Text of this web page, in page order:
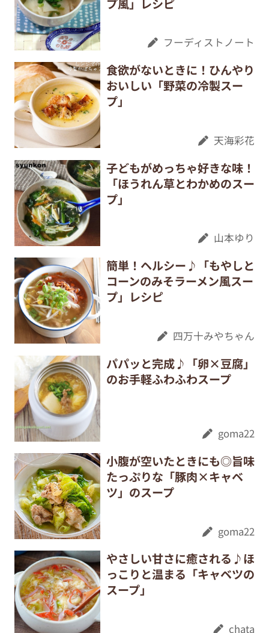
プ風」レシピ
フーディストノート
食欲がないときに！ひんやり
おいしい「野菜の冷製スー
プ」
天海彩花
子どもがめっちゃ好きな味！
「ほうれん草とわかめのスー
プ」
山本ゆり
簡単！ヘルシー♪「もやしと
コーンのみそラーメン風スー
プ」レシピ
四万十みやちゃん
パパッと完成♪「卵×豆腐」
のお手軽ふわふわスープ
goma22
小腹が空いたときにも◎旨味
たっぷりな「豚肉×キャベ
ツ」のスープ
goma22
やさしい甘さに癒される♪ほ
っこりと温まる「キャベツの
スープ」
chata